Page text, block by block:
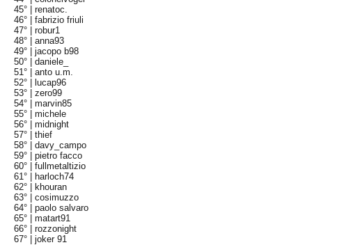
45° |renatoc.
46° |fabrizio friuli
47° |robur1
48° |anna93
49° |jacopo b98
50° |daniele_
51° |anto u.m.
52° |
lucap96
53° |zero99
54° |marvin85
55° |michele
56° |midnight
57° |thief
58° |davy_campo
59° |pietro facco
60° |fullmetaltizio
61° |
harloch74
62° |
khouran
63° |cosimuzzo
64° |paolo salvaro
65° |matart91
66° |rozzonight
67° |joker 91